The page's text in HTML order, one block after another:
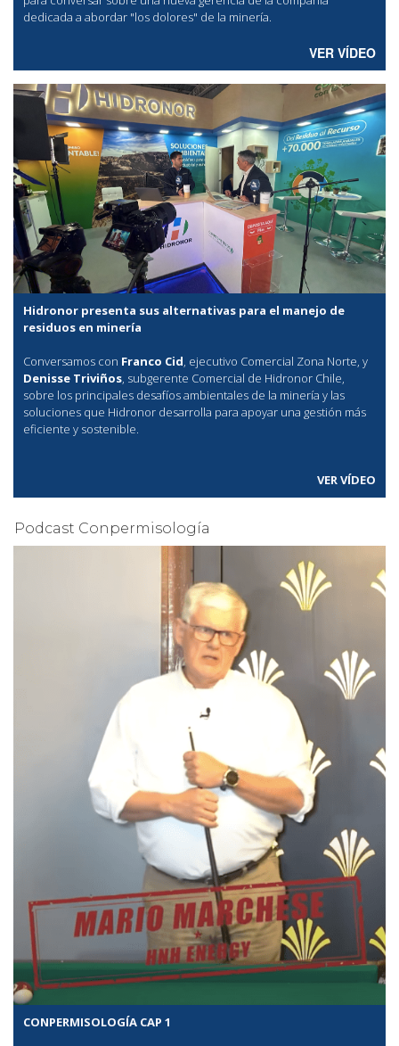
dedicada a abordar "los dolores" de la minería.
VER VÍDEO
Hidronor presenta sus alternativas para el manejo de
residuos en minería
Conversamos con Franco Cid, ejecutivo Comercial Zona Norte, y
Denisse Triviños, subgerente Comercial de Hidronor Chile,
sobre los principales desafíos ambientales de la minería y las
soluciones que Hidronor desarrolla para apoyar una gestión más
eficiente y sostenible.
VER VÍDEO
Podcast Conpermisología
CONPERMISOLOGÍA CAP 1